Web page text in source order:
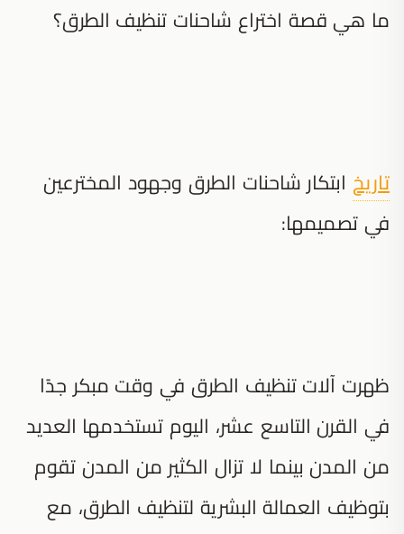
ما هي قصة اختراع شاحنات تنظيف الطرق؟
تاريخ ابتكار شاحنات الطرق وجهود المخترعين
في تصميمها:
ظهرت آلات تنظيف الطرق في وقت مبكر جدًا
في القرن التاسع عشر، اليوم تستخدمها العديد
من المدن بينما لا تزال الكثير من المدن تقوم
بتوظيف العمالة البشرية لتنظيف الطرق، مع